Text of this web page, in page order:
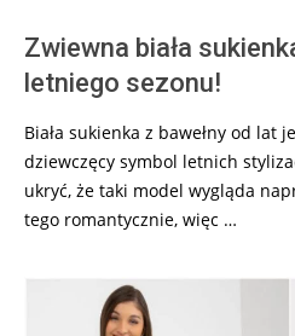
Zwiewna biała
letniego sezonu!
Biała sukienka z bawełny od lat
dziewczęcy symbol letnich
ukryć, że taki model wygląda
tego romantycznie, więc …